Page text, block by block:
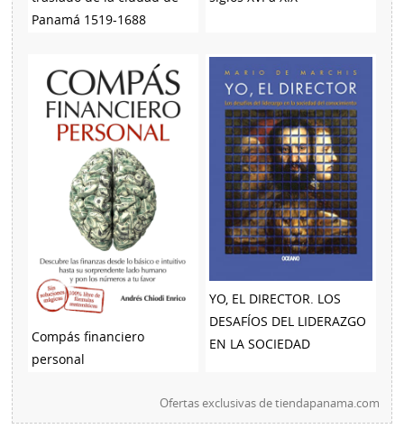
Panamá 1519-1688
Compás financiero
personal
YO, EL DIRECTOR. LOS
DESAFÍOS DEL LIDERAZGO
EN LA SOCIEDAD
Ofertas exclusivas detiendapanama.com